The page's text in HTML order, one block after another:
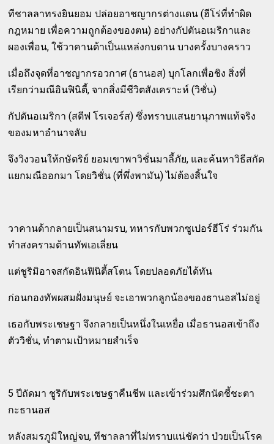
ทีชาลลาทรงยินยอม ปล่อยอาชญากรต่างแดน (ฮีโร่ที่ทำผิด
กฎหมาย เพื่อความถูกต้องของตน) อย่างกัปตันอเมริกาและ
ผองเพื่อน, ใช้วาคานด้าเป็นแหล่งกบดาน บางครั้งบางคราว
เมื่อถึงจุดที่อาชญากรอวกาศ (ธานอส) บุกโลกเพื่อชิง สิ่งที่
เรียกว่ามณีอินฟินิตี้, จากสิ่งมีชีวิตสังเคราะห์ (วิชั่น)
กัปตันอเมริกา (สตีฟ โรเจอร์ส) ซึ่งทราบแสนยานุภาพแท้จริง
ของมหาอำนาจลับ
จึงวิงวอนให้กษัตริย์ ยอมเขาพาวิชั่นมาลี้ภัย, และค้นหาวิธีสกัด
แยกมณีออกมา โดยวิชั่น (ที่พึ่งพามัน) ไม่ต้องสิ้นใจ
วาคานด้ากลายเป็นสนามรบ, ทหารกับพวกซูเปอร์ฮีโร่ ร่วมกัน
ทำสงครามต้านทัพเอเลี่ยน
แต่ชูริมิอาจสกัดอินฟินิตี้สโตน โดยปลอดภัยได้ทัน
ก่อนกองทัพผสมฝั่งมนุษย์ จะเอาพวกลูกน้องของธานอสไม่อยู่
เธอกับพระเชษฐา จึงกลายเป็นหนึ่งในเหยื่อ เมื่อธานอสเข้าถึง
ตัววิชั่น, ทำตามเป้าหมายสำเร็จ
5 ปีถัดมา ชูริกับพระเชษฐาคืนชีพ และเข้าร่วมศึกนัดชี้ชะตา
กะธานอส
หลังสมรภูมิใหญ่จบ, ทีชาลลาที่ไม่ทราบแน่ชัดว่า ป่วยเป็นโรค